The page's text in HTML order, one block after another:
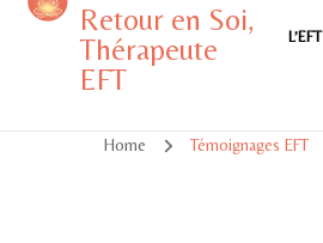
Retour en Soi,
Thérapeute
EFT
L’EFT
Home Témoignages EFT